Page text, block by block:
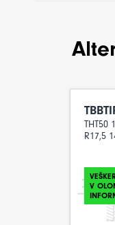
THT50
R17,5
V